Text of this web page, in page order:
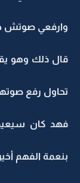
وارفعي صوتش
قال ذلك وهو
تحاول رفع
فهد كان سيعيد
بنعمة الفهم